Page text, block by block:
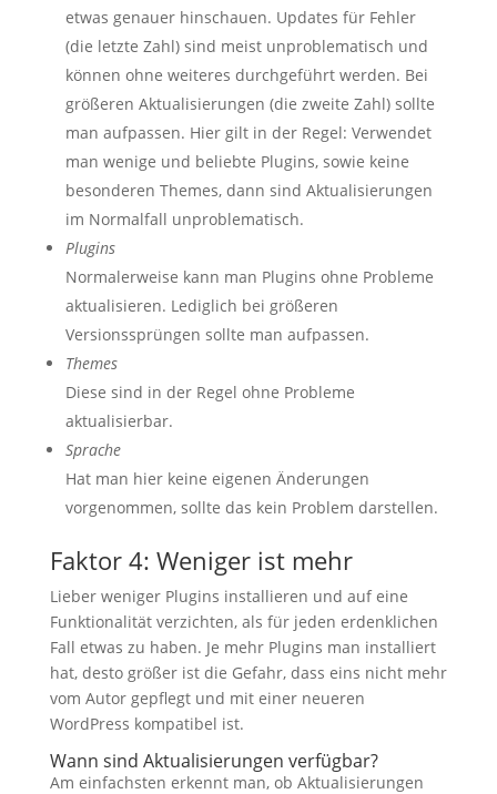
etwas genauer hinschauen. Updates für Fehler
(die letzte Zahl) sind meist unproblematisch und
können ohne weiteres durchgeführt werden. Bei
größeren Aktualisierungen (die zweite Zahl) sollte
man aufpassen. Hier gilt in der Regel: Verwendet
man wenige und beliebte Plugins, sowie keine
besonderen Themes, dann sind Aktualisierungen
im Normalfall unproblematisch.
Plugins
Normalerweise kann man Plugins ohne Probleme
aktualisieren. Lediglich bei größeren
Versionssprüngen sollte man aufpassen.
Themes
Diese sind in der Regel ohne Probleme
aktualisierbar.
Sprache
Hat man hier keine eigenen Änderungen
vorgenommen, sollte das kein Problem darstellen.
Faktor 4: Weniger ist mehr
Lieber weniger Plugins installieren und auf eine
Funktionalität verzichten, als für jeden erdenklichen
Fall etwas zu haben. Je mehr Plugins man installiert
hat, desto größer ist die Gefahr, dass eins nicht mehr
vom Autor gepflegt und mit einer neueren
WordPress kompatibel ist.
Wann sind Aktualisierungen verfügbar?
Am einfachsten erkennt man, ob Aktualisierungen